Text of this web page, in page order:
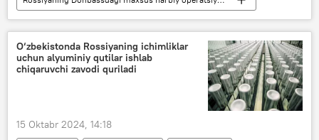
Dunyo yangiliklari
Dunyoda
Rossiya
Ukraina harbiy
O‘zbekistonda Rossiyaning ichimliklar
uchun alyuminiy qutilar ishlab
chiqaruvchi zavodi quriladi
15 Oktabr 2024, 14:18